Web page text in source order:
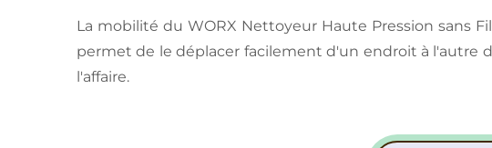
La mobilité du WORX Nettoyeur Haute Pression sans
permet de le déplacer facilement d'un endroit à l'autre
l'affaire.